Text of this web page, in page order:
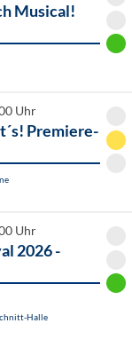
Musical!
Uhr
Premiere-
Uhr
2026 -
Halle